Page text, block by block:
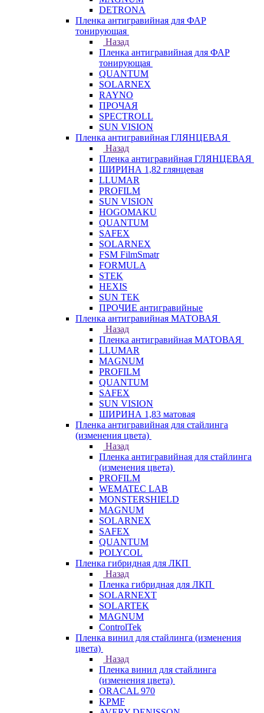
DETRONA
Пленка антигравийная для ФАР
тонирующая
Назад
Пленка антигравийная для ФАР
тонирующая
QUANTUM
SOLARNEX
RAYNO
ПРОЧАЯ
SPECTROLL
SUN VISION
Пленка антигравийная ГЛЯНЦЕВАЯ
Назад
Пленка антигравийная ГЛЯНЦЕВАЯ
ШИРИНА 1,82 глянцевая
LLUMAR
PROFILM
SUN VISION
HOGOMAKU
QUANTUM
SAFEX
SOLARNEX
FSM FilmSmatr
FORMULA
STEK
HEXIS
SUN TEK
ПРОЧИЕ антигравийные
Пленка антигравийная МАТОВАЯ
Назад
Пленка антигравийная МАТОВАЯ
LLUMAR
MAGNUM
PROFILM
QUANTUM
SAFEX
SUN VISION
ШИРИНА 1,83 матовая
Пленка антигравийная для стайлинга
(изменения цвета)
Назад
Пленка антигравийная для стайлинга
(изменения цвета)
PROFILM
WEMATEC LAB
MONSTERSHIELD
MAGNUM
SOLARNEX
SAFEX
QUANTUM
POLYCOL
Пленка гибридная для ЛКП
Назад
Пленка гибридная для ЛКП
SOLARNEXT
SOLARTEK
MAGNUM
ControlTek
Пленка винил для стайлинга (изменения
цвета)
Назад
Пленка винил для стайлинга
(изменения цвета)
ORACAL 970
KPMF